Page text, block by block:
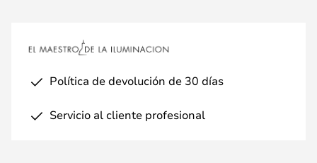
Política de devolución de 30 días
Servicio al cliente profesional